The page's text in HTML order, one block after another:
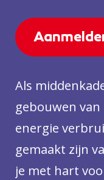
Als
gebouwen
energie
gemaakt zijn
je met hart